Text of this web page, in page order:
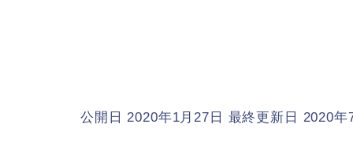
公開日 2020年1月27日 最終更新日 2020年